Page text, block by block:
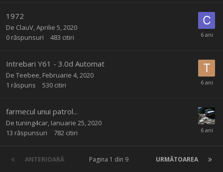
1972
De ClauV,Aprilie 5, 2020
0 răspunsuri 483 citiri
Intrebari Y61 - 3.0d Automat
De Teebee, Februarie 4, 2020
1 răspuns 530 citiri
farmecul unui patrol...
De tuning4car, Ianuarie 25, 2020
13 răspunsuri 782 citiri
ANTERIOARĂ URMĂTOAREA
Pagina 1 din 9